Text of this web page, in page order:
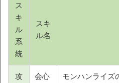
ス
キ
ル
系
統
スキ
ル名
攻
会心
モンハンライズ